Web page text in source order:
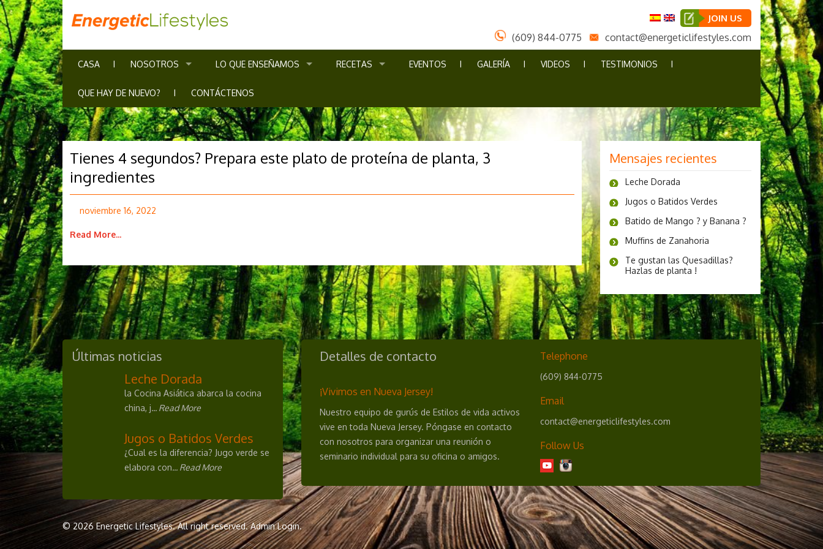
JOIN US
(609) 844-0775 contact@energeticlifestyles.com
CASA NOSOTROS LO QUE ENSEÑAMOS RECETAS EVENTOS GALERÍA VIDEOS TESTIMONIOS
QUE HAY DE NUEVO? CONTÁCTENOS
Tienes 4 segundos? Prepara este plato de proteína de planta, 3
ingredientes
noviembre 16, 2022
Read More...
Mensajes recientes
Leche Dorada
Jugos o Batidos Verdes
Batido de Mango ? y Banana ?
Muffins de Zanahoria
Te gustan las Quesadillas?
Hazlas de planta !
Últimas noticias
Leche Dorada
la Cocina Asiática abarca la cocina
china, j... Read More
Jugos o Batidos Verdes
¿Cual es la diferencia? Jugo verde se
elabora con... Read More
Detalles de contacto
¡Vivimos en Nueva Jersey!
Nuestro equipo de gurús de Estilos de vida activos
vive en toda Nueva Jersey. Póngase en contacto
con nosotros para organizar una reunión o
seminario individual para su oficina o amigos.
Telephone
(609) 844-0775
Email
contact@energeticlifestyles.com
Follow Us
© 2026 Energetic Lifestyles. All right reserved.Admin Login.